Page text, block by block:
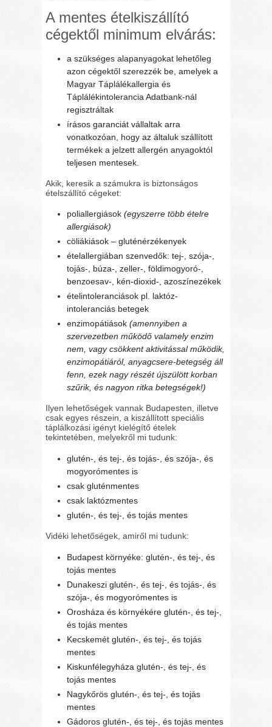
A mentes ételkiszállító
cégektől minimum elvárás:
a szükséges alapanyagokat lehetőleg
azon cégektől szerezzék be, amelyek a
Magyar Táplálékallergia és
Táplálékintolerancia Adatbank-nál
regisztráltak
írásos garanciát vállaltak arra
vonatkozóan, hogy az általuk szállított
termékek a jelzett allergén anyagoktól
teljesen mentesek.
Akik, keresik a számukra is biztonságos
ételszállító cégeket:
poliallergiások(egyszerre több ételre
allergiások)
cöliákiások – gluténérzékenyek
ételallergiában szenvedők: tej-, szója-,
tojás-, búza-, zeller-, földimogyoró-,
benzoesav-, kén-dioxid-, azoszínezékek
ételintoleranciások pl. laktóz-
intoleranciás betegek
enzimopátiások(amennyiben a
szervezetben működő valamely enzim
nem, vagy csökkent aktivitással működik,
enzimopátiáról, anyagcsere-betegség áll
fenn, ezek nagy részét újszülött korban
szűrik, és nagyon ritka betegségek!)
Ilyen lehetőségek vannak Budapesten, illetve
csak egyes részein, a kiszállított speciális
táplálkozási igényt kielégítő ételek
tekintetében, melyekről mi tudunk:
glutén-, és tej-, és tojás-, és szója-, és
mogyorómentes is
csak gluténmentes
csak laktózmentes
glutén-, és tej-, és tojás mentes
Vidéki lehetőségek, amiről mi tudunk:
Budapest környéke: glutén-, és tej-, és
tojás mentes
Dunakeszi glutén-, és tej-, és tojás-, és
szója-, és mogyorómentes is
Orosháza és környékére glutén-, és tej-,
és tojás mentes
Kecskemét glutén-, és tej-, és tojás
mentes
Kiskunfélegyháza glutén-, és tej-, és
tojás mentes
Nagykőrös glutén-, és tej-, és tojás
mentes
Gádoros glutén-, és tej-, és tojás mentes